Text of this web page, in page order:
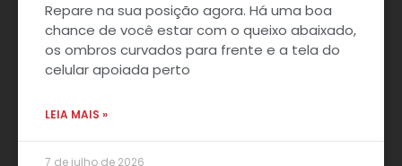
Repare na sua posição agora. Há uma boa
chance de você estar com o queixo abaixado,
os ombros curvados para frente e a tela do
celular apoiada perto
LEIA MAIS »
7 de julho de 2026